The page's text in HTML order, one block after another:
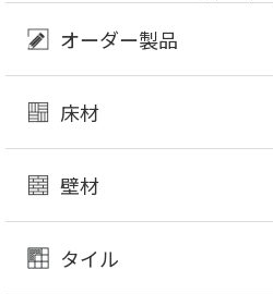
オーダー製品
床材
壁材
タイル